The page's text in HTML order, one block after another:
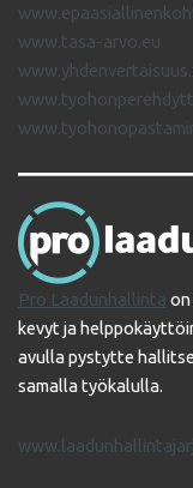
www.tasa-arvo.eu
Pro Laadunhallinta
kevyt ja
avulla pystytte
samalla työkalulla.